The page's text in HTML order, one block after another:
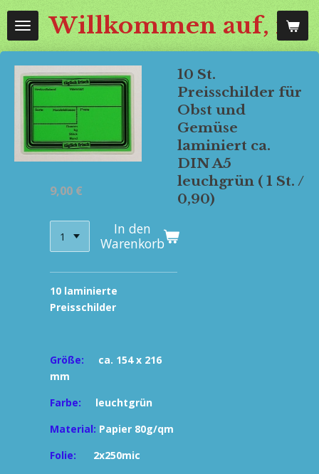
Zum
HauptinhaltWillkommen auf,
10 St.
Preisschilder für
Obst und
Gemüse
laminiert ca.
DIN A5
leuchgrün ( 1 St. /
0,90)
9,00 €
In den
Warenkorb
10 laminierte
Preisschilder
Größe:
ca. 154 x 216
mm
Farbe:
leuchtgrün
Material: Papier 80g/qm
Folie: 2x250mic